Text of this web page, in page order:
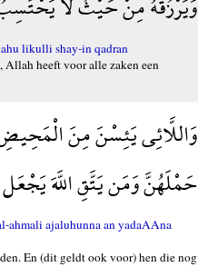
likulli shay-in qadran
heeft voor alle zaken een
وَاللَّائِي يَئِسْنَ مِنَ
حَمْلَهُنَّ وَمَن يَتَّقِ اللَّهَ
ahmali ajaluhunna an yadaAAna
En (dit geldt ook voor) hen die nog